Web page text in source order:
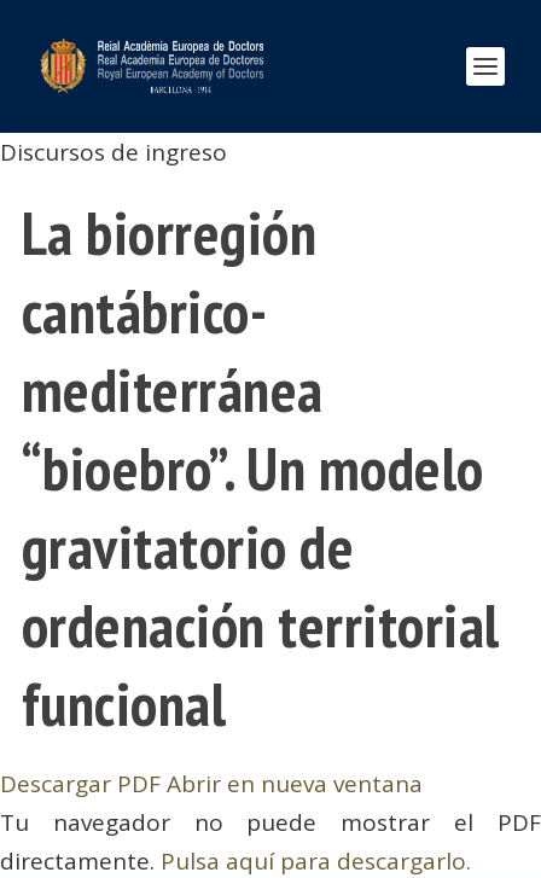
Discursos de ingreso
La biorregión
cantábrico-
mediterránea
“bioebro”. Un modelo
gravitatorio de
ordenación territorial
funcional
Descargar PDFAbrir en nueva ventana
Tu navegador no puede mostrar el PDF
directamente. Pulsa aquí para descargarlo.